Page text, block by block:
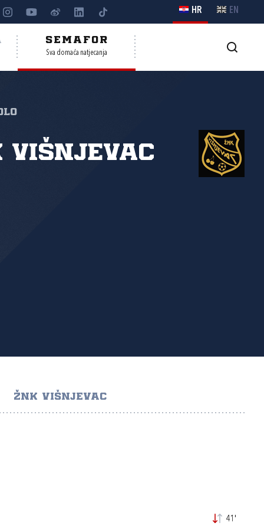
HR EN
SEMAFOR
Sva domaća natjecanja
Višnjevac
ŽNK VIŠNJEVAC
41'